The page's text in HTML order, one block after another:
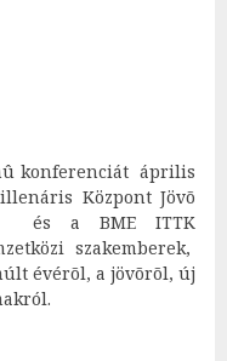
konferenciát április
Központ Jövõ
és a BME ITTK
szakemberek,
évérõl, a jövõrõl, új